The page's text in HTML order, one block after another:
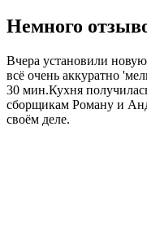
Немного
Вчера установили
всё очень аккуратно
30 мин.Кухня
сборщикам Роману и
своём деле.